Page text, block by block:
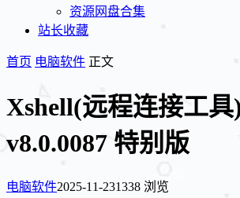
资源网盘合集
站长收藏
首页 电脑软件 正文
Xshell(远程连接工具
v8.0.0087 特别版
电脑软件2025-11-231338 浏览